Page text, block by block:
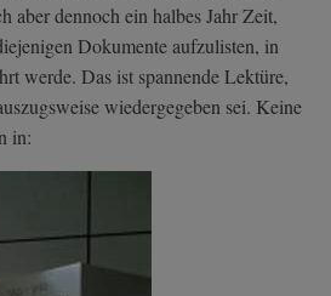
aber dennoch ein halbes Jahr Zeit,
Dokumente aufzulisten, in
werde. Das ist spannende Lektüre,
wiedergegeben sei. Keine
in: